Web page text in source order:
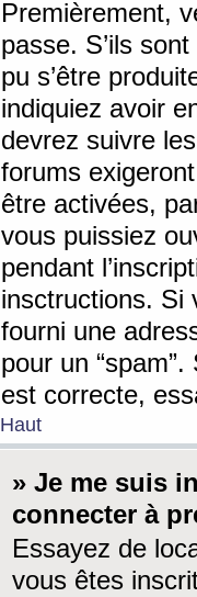
Premièrement,
passe. S’ils
pu s’être
indiquiez avoir
devrez suivre
forums
être activées,
vous puissiez
pendant
insctructions. Si
fourni une
pour un
est correcte,
Haut
» Je me suis
connecter à
Essayez de
vous êtes